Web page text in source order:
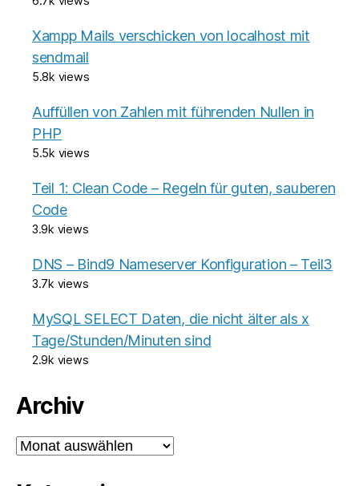
Xampp Mails verschicken von localhost mit
sendmail
5.8k views
Auffüllen von Zahlen mit führenden Nullen in
PHP
5.5k views
Teil 1: Clean Code – Regeln für guten, sauberen
Code
3.9k views
DNS – Bind9 Nameserver Konfiguration – Teil3
3.7k views
MySQL SELECT Daten, die nicht älter als x
Tage/Stunden/Minuten sind
2.9k views
Archiv
Archiv